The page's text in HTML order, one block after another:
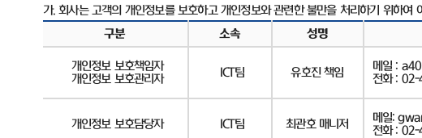
가.회사는 고객의 개인정보를 보호하고 개인정보와 관련한 불만을 처리하기 위하
구분
소속 성명
개인정보 보호책임자
개인정보 보호관리자
ICT팀 유호진 책임 메일 :
전화: 02-
개인정보 보호담당자 ICT팀 최관호 매니저 메일:
전화: 02-